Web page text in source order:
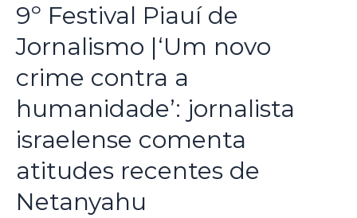
9º Festival Piauí de
Jornalismo |‘Um novo
crime contra a
humanidade’: jornalista
israelense comenta
atitudes recentes de
Netanyahu